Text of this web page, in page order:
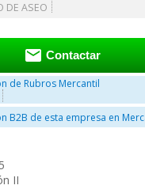
DE ASEO
 Contactar
de Rubros Mercantil
B2B de esta empresa en
II